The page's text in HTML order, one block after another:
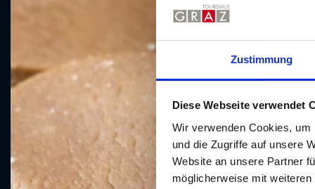
Zustimmung
Diese Webseite verwendet
Wir verwenden Cookies,
und die Zugriffe auf unsere
Website an unsere Partner
möglicherweise mit